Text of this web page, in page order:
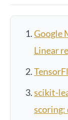
Google
Linear
scikit-